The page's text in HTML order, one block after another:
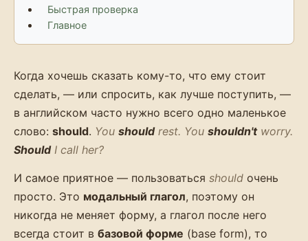
Быстрая проверка
Главное
Когда хочешь сказать кому-то, что ему стоит
сделать, — или спросить, как лучше поступить, —
в английском часто нужно всего одно маленькое
слово: should. You shouldrest. You shouldn'tworry.
ShouldI call her?
И самое приятное — пользоваться should очень
просто. Это модальный глагол, поэтому он
никогда не меняет форму, а глагол после него
всегда стоит в базовой форме (base form), то